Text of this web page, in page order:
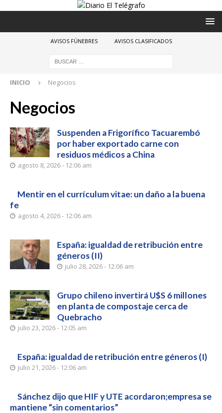
AVISOS FÚNEBRES AVISOS CLASIFICADOS
INICIO Negocios
Negocios
Suspenden a Frigorífico Tacuarembó
por haber exportado carne con
residuos médicos a China
agosto 8, 2026 - 12:06 am
Mentir en el currículum vitae: un daño a la buena
fe
agosto 4, 2026 - 12:06 am
España: igualdad de retribución entre
géneros (II)
julio 28, 2026 - 12:06 am
Grupo chileno invertirá U$S 6 millones
en planta de compostaje cerca de
Quebracho
julio 23, 2026 - 12:05 am
España: igualdad de retribución entre géneros (I)
julio 21, 2026 - 12:06 am
Sánchez dijo que HIF y UTE acordaron;empresa se
mantiene “sin comentarios”